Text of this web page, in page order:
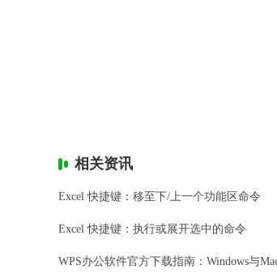
相关资讯
Excel 快捷键：移至下/上一个功能区命令
Excel 快捷键：执行或展开选中的命令